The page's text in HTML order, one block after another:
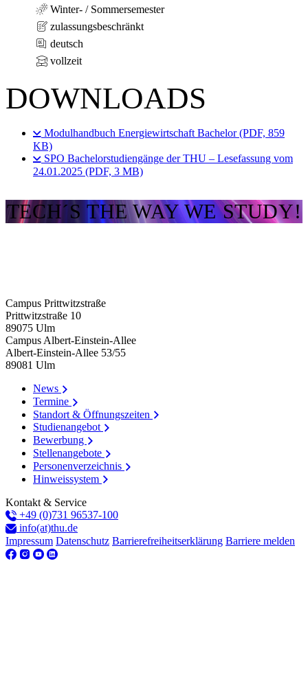
Winter- / Sommersemester
zulassungsbeschränkt
deutsch
vollzeit
DOWNLOADS
Modulhandbuch Energiewirtschaft Bachelor (PDF, 859
KB)
SPO Bachelorstudiengänge der THU – Lesefassung vom
24.01.2025 (PDF, 3 MB)
TECH´S THE WAY WE STUDY!
Campus Prittwitzstraße
Prittwitzstraße 10
89075 Ulm
Campus Albert-Einstein-Allee
Albert-Einstein-Allee 53/​55
89081 Ulm
News
Termine
Standort & Öffnungszeiten
Studienangebot
Bewerbung
Stellenangebote
Personenverzeichnis
Hinweissystem
Kontakt & Service
+49 (0)731 96537-100
info(at)thu.de
Impressum Datenschutz Barrierefreiheitserklärung Barriere melden